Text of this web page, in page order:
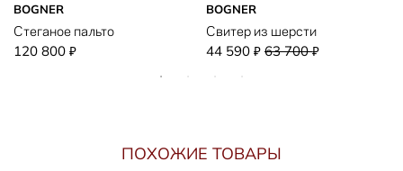
BOGNER
Стеганое пальто
120 800 ₽
BOGNER
Свитер из шерсти
44 590 ₽ 63 700₽
ПОХОЖИЕ ТОВАРЫ